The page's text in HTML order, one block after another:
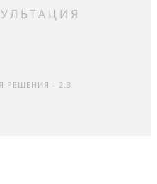
РЕШЕНИЯ - 2.3